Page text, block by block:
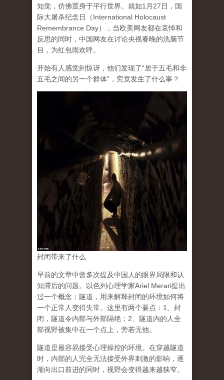
知觉，仿佛置身于平行世界。就如1月27日，国
际大屠杀纪念日（International Holocaust
Remembrance Day），当欧美网友都在哀悼和
反思的同时，中国网友在讨论央视春晚的洗脑节
目，为红包雨欢呼。
开始有人感觉到惊讶，他们发现了“居于五毛和非
五毛之间的另一个群体”，究竟发生了什么事？
封闭带来了什么
早前的文章中曾多次提及中国人的眼界局限和认
知滞后的问题。以色列心理学家Ariel Merari提出
过一个概念：隧道，用来解释封闭的环境如何将
一个正常人变得失常。这里有两个要点：1、封
闭，隧道令内部与外部隔绝；2、隧道内的人全
部视野被集中在一个点上，旁若无他。
隧道是最容易接受心理操控的环境。在穿越隧道
时，内部的人完全无法接受外界刺激的影响，逐
渐向出口前进的同时，视野会变得越来越狭窄。